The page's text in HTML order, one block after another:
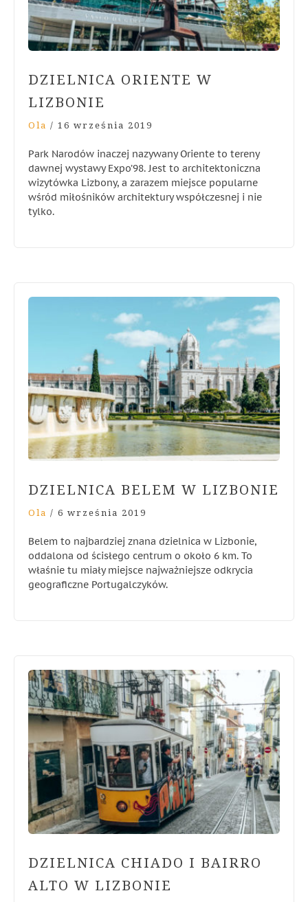
DZIELNICA ORIENTE W
LIZBONIE
Ola / 16 września 2019
Park Narodów inaczej nazywany Oriente to tereny
dawnej wystawy Expo’98. Jest to architektoniczna
wizytówka Lizbony, a zarazem miejsce popularne
wśród miłośników architektury współczesnej i nie
tylko.
DZIELNICA BELEM W LIZBONIE
Ola / 6 września 2019
Belem to najbardziej znana dzielnica w Lizbonie,
oddalona od ścisłego centrum o około 6 km. To
właśnie tu miały miejsce najważniejsze odkrycia
geograficzne Portugalczyków.
DZIELNICA CHIADO I BAIRRO
ALTO W LIZBONIE